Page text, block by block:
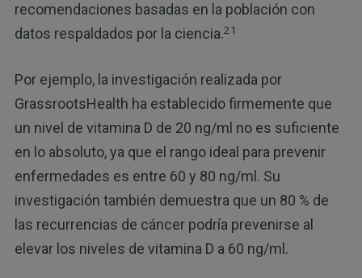
recomendaciones basadas en la población con
datos respaldados por la ciencia.21
Por ejemplo, la investigación realizada por
GrassrootsHealth ha establecido firmemente que
un nivel de vitamina D de 20 ng/ml no es suficiente
en lo absoluto, ya que el rango ideal para prevenir
enfermedades es entre 60 y 80 ng/ml. Su
investigación también demuestra que un 80 % de
las recurrencias de cáncer podría prevenirse al
elevar los niveles de vitamina D a 60 ng/ml.